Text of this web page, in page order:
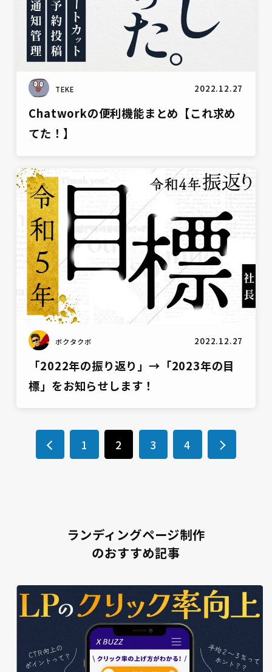
TEKE 2022.12.27
Chatworkの便利機能まとめ【これ求め
てた！】
雑談
ボクタクボ 2022.12.27
「2022年の振り返り」→「2023年の目
標」をお知らせします！
1 2 3 4
ランディングページ制作
のおすすめ記事
LPブログ